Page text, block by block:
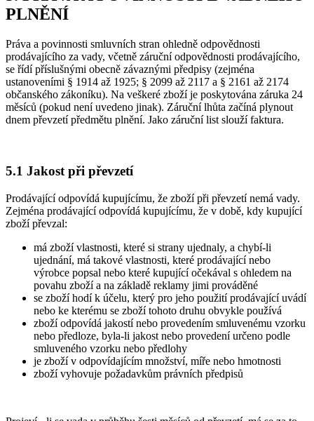
PLNĚNÍ
Práva a povinnosti smluvních stran ohledně odpovědnosti
prodávajícího za vady, včetně záruční odpovědnosti prodávajícího,
se řídí příslušnými obecně závaznými předpisy (zejména
ustanoveními § 1914 až 1925; § 2099 až 2117 a § 2161 až 2174
občanského zákoníku). Na veškeré zboží je poskytována záruka 24
měsíců (pokud není uvedeno jinak). Záruční lhůta začíná plynout
dnem převzetí předmětu plnění. Jako záruční list slouží faktura.
5.1 Jakost při převzetí
Prodávající odpovídá kupujícímu, že zboží při převzetí nemá vady.
Zejména prodávající odpovídá kupujícímu, že v době, kdy kupující
zboží převzal:
má zboží vlastnosti, které si strany ujednaly, a chybí-li
ujednání, má takové vlastnosti, které prodávající nebo
výrobce popsal nebo které kupující očekával s ohledem na
povahu zboží a na základě reklamy jimi prováděné
se zboží hodí k účelu, který pro jeho použití prodávající uvádí
nebo ke kterému se zboží tohoto druhu obvykle používá
zboží odpovídá jakostí nebo provedením smluvenému vzorku
nebo předloze, byla-li jakost nebo provedení určeno podle
smluveného vzorku nebo předlohy
je zboží v odpovídajícím množství, míře nebo hmotnosti
zboží vyhovuje požadavkům právních předpisů